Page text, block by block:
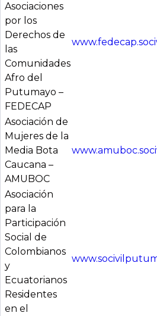
Asociaciones
por los
Derechos de
las
Comunidades
Afro del
Putumayo –
FEDECAP
Asociación de
Mujeres de la
Media Bota
Caucana –
AMUBOC
Asociación
para la
Participación
Social de
Colombianos
y
Ecuatorianos
Residentes
en el